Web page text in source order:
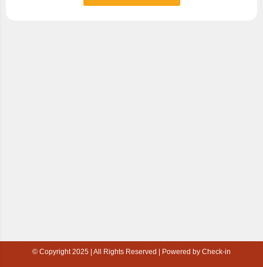
© Copyright 2025 | All Rights Reserved | Powered by Check-in